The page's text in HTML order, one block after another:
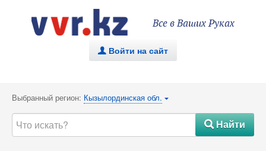
Все в Ваших Руках
. Войти на сайт
Выбранный регион: Кызылординская обл. {
#Найти